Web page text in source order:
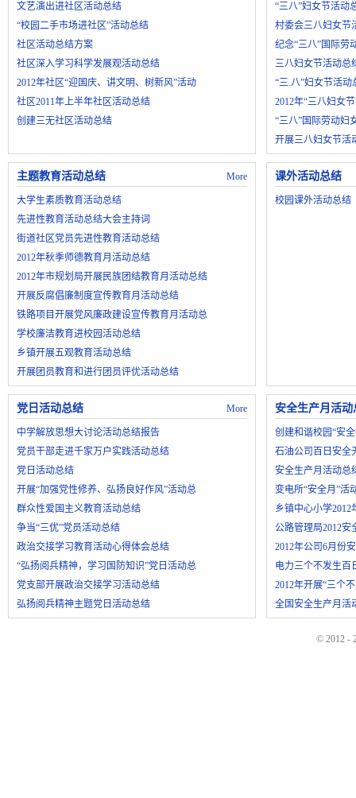
文艺演出进社区活动总结
“校园二手市场进社区”活动总结
社区活动总结方案
社区深入学习科学发展观活动总结
2012年社区“迎国庆、讲文明、树新风”活动
社区2011年上半年社区活动总结
创建三无社区活动总结
“三八”妇女节活动
村委会三八妇女节
纪念“三八”国际劳
三八妇女节活动总
“三.八”妇女节活动
2012年“三八妇女
“三八”国际劳动妇
开展三八妇女节活
More
主题教育活动总结
大学生素质教育活动总结
先进性教育活动总结大会主持词
街道社区党员先进性教育活动总结
2012年秋季师德教育月活动总结
2012年市规划局开展民族团结教育月活动总结
开展反腐倡廉制度宣传教育月活动总结
铁路项目开展党风廉政建设宣传教育月活动总
学校廉洁教育进校园活动总结
乡镇开展五观教育活动总结
开展团员教育和进行团员评优活动总结
课外活动总结
校园课外活动总结
More
党日活动总结
中学解放思想大讨论活动总结报告
党员干部走进千家万户实践活动总结
党日活动总结
开展“加强党性修养、弘扬良好作风”活动总
群众性爱国主义教育活动总结
争当“三优”党员活动总结
政治交接学习教育活动心得体会总结
“弘扬阅兵精神，学习国防知识”党日活动总
党支部开展政治交接学习活动总结
弘扬阅兵精神主题党日活动总结
安全生产月活动
创建和谐校园“安
石油公司百日安全
安全生产月活动总
变电所“安全月”活
乡镇中心小学
公路管理局2012安
2012年公司6月份
电力三个不发生百
2012年开展“三个
全国安全生产月活
© 2012 -